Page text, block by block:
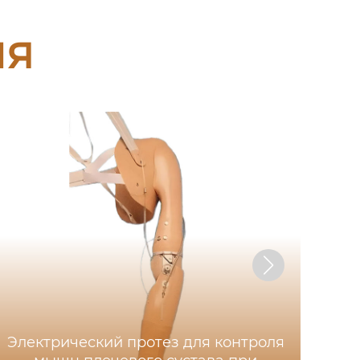
Электрический протез для контроля